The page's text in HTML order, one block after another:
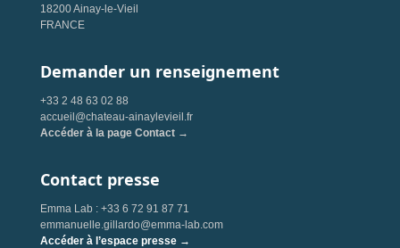
18200 Ainay-le-Vieil
FRANCE
Demander un renseignement
+33 2 48 63 02 88
accueil@chateau-ainaylevieil.fr
Accéder à la page Contact →
Contact presse
Emma Lab : +33 6 72 91 87 71
emmanuelle.gillardo@emma-lab.com
Accéder à l’espace presse →